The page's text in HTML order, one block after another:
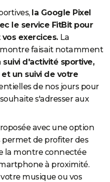
la Google Pixel
le service FitBit pour
exercices. La
faisait notamment
suivi d'activité sportive,
un suivi de votre
de nos jours pour
s'adresser aux
avec une option
permet de profiter des
la montre connectée
à proximité.
musique ou vos